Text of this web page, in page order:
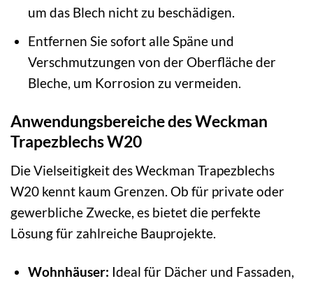
um das Blech nicht zu beschädigen.
Entfernen Sie sofort alle Späne und
Verschmutzungen von der Oberfläche der
Bleche, um Korrosion zu vermeiden.
Anwendungsbereiche des Weckman
Trapezblechs W20
Die Vielseitigkeit des Weckman Trapezblechs
W20 kennt kaum Grenzen. Ob für private oder
gewerbliche Zwecke, es bietet die perfekte
Lösung für zahlreiche Bauprojekte.
Wohnhäuser: Ideal für Dächer und Fassaden,